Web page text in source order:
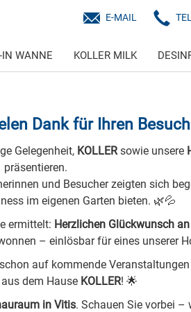
E-MAIL
IN WANNE KOLLER MILK
Dank für Ihren
Gelegenheit, KOLLERsowie unsere
präsentieren.
und Besucher zeigten sich
im eigenen Garten bieten. 🌿💦
ermittelt: Herzlichen Glückwunsch
– einlösbar für eines unserer
auf kommende
dem Hause KOLLER! 🌟
in Vitis. Schauen Sie vorbei